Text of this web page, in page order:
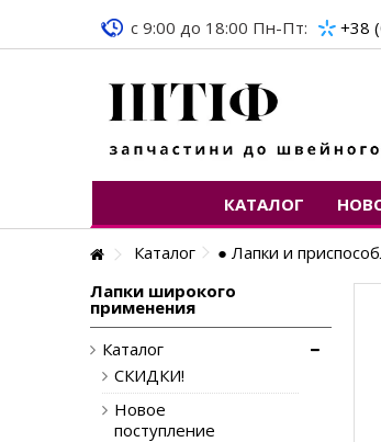
c 9:00 до 18:00 Пн-Пт: +38
КАТАЛОГ
Каталог ● Лапки и
Лапки широкого
применения
Каталог
СКИДКИ!
Новое
поступление